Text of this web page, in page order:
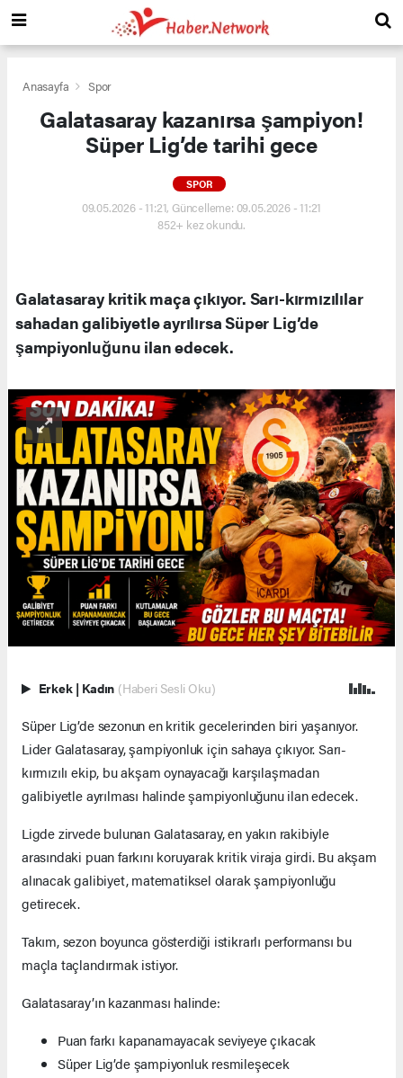
Anasayfa Spor
Galatasaray kazanırsa şampiyon!
Süper Lig’de tarihi gece
SPOR
09.05.2026 - 11:21, Güncelleme: 09.05.2026 - 11:21
852+ kez okundu.
Galatasaray kritik maça çıkıyor. Sarı-kırmızılılar
sahadan galibiyetle ayrılırsa Süper Lig’de
şampiyonluğunu ilan edecek.
Erkek | Kadın (Haberi Sesli Oku)
Süper Lig’de sezonun en kritik gecelerinden biri yaşanıyor.
Lider Galatasaray, şampiyonluk için sahaya çıkıyor. Sarı-
kırmızılı ekip, bu akşam oynayacağı karşılaşmadan
galibiyetle ayrılması halinde şampiyonluğunu ilan edecek.
Ligde zirvede bulunan Galatasaray, en yakın rakibiyle
arasındaki puan farkını koruyarak kritik viraja girdi. Bu akşam
alınacak galibiyet, matematiksel olarak şampiyonluğu
getirecek.
Takım, sezon boyunca gösterdiği istikrarlı performansı bu
maçla taçlandırmak istiyor.
Galatasaray’ın kazanması halinde:
Puan farkı kapanamayacak seviyeye çıkacak
Süper Lig’de şampiyonluk resmileşecek